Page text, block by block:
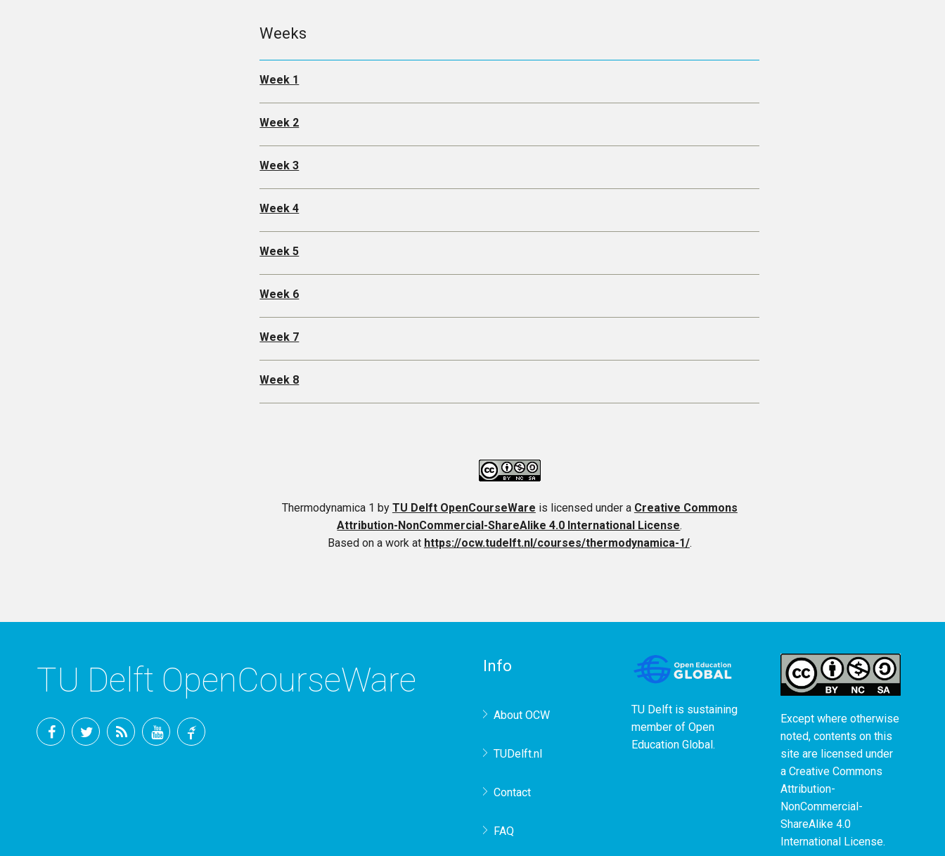
Weeks
Week 1
Week 2
Week 3
Week 4
Week 5
Week 6
Week 7
Week 8
Thermodynamica 1 by TU Delft OpenCourseWare is licensed under a Creative Commons
Attribution-NonCommercial-ShareAlike 4.0 International License.
Based on a work at https://ocw.tudelft.nl/courses/thermodynamica-1/.
TU Delft OpenCourseWare Info
About OCW
TUDelft.nl
Contact
FAQ
TU Delft is sustaining
member ofOpen
Education Global.
Except where otherwise
noted, contents on this
site are licensed under
a Creative Commons
Attribution-
NonCommercial-
ShareAlike 4.0
International License.